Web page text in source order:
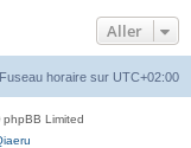
e
r
Aller
Fuseau horaire sur UTC+02:00
Limited